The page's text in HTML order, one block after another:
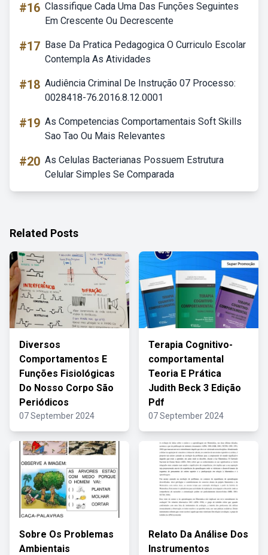
#16 Classifique Cada Uma Das Funções Seguintes
Em Crescente Ou Decrescente
#17 Base Da Pratica Pedagogica O Curriculo Escolar
Contempla As Atividades
#18 Audiência Criminal De Instrução 07 Processo:
0028418-76.2016.8.12.0001
#19 As Competencias Comportamentais Soft Skills
Sao Tao Ou Mais Relevantes
#20 As Celulas Bacterianas Possuem Estrutura
Celular Simples Se Comparada
Related Posts
Diversos
Comportamentos E
Funções Fisiológicas
Do Nosso Corpo São
Periódicos
07 September 2024
Terapia Cognitivo-
comportamental
Teoria E Prática
Judith Beck 3 Edição
Pdf
07 September 2024
Sobre Os Problemas
Ambientais
Relato Da Análise Dos
Instrumentos